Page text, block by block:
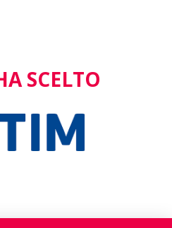
SCELTO